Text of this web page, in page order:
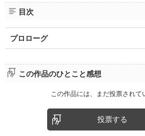
目次
プロローグ
この作品のひとこと感想
この作品には、まだ投票されて
投票する